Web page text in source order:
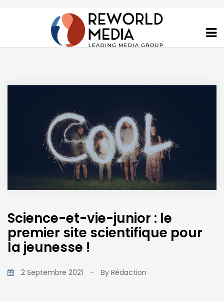
Science-et-vie-junior : le
premier site scientifique pour
la jeunesse !
2 Septembre 2021 - By Rédaction